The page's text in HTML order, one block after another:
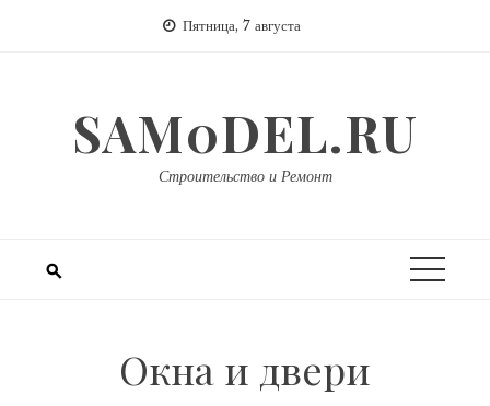
Пятница, 7 августа
SAM0DEL.RU
Строительство и Ремонт
Окна и двери